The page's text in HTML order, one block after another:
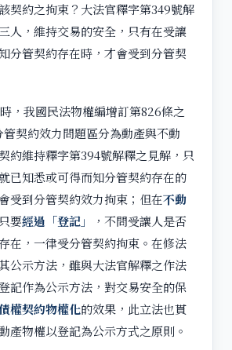
契約之拘束？大法官釋字第349號解
人，維持交易的安全，只有在受讓
分管契約存在時，才會受到分管契
，我國民法物權編增訂第826條之
契約效力問題區分為動產與不動
約維持釋字第394號解釋之見解，只
已知悉或可得而知分管契約存在的
受到分管契約效力拘束；但在不動
要經過 「登記 」
，不問受讓人是否
在，一律受分管契約拘束。在修法
公示方法，雖與大法官解釋之作法
記作為公示方法，對交易安全的保
權契約物權化的效果，此立法也貫
產物權以登記為公示方式之原則。